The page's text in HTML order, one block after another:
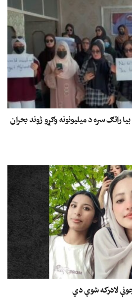
راتګ سره د میلیونونه وګړو ژوند بحران
لادرکه شوې دي